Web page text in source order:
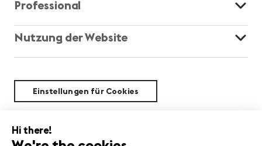
Professional
Nutzung der Website
Einstellungen für Cookies